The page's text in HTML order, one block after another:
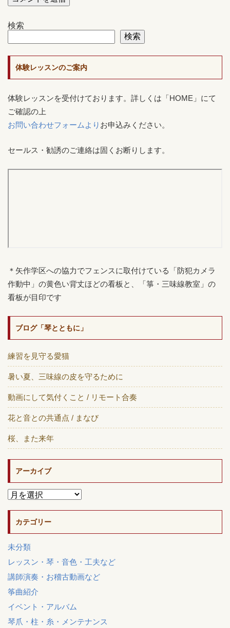
検索
検索
体験レッスンのご案内
体験レッスンを受付けております。詳しくは「HOME」にて
ご確認の上
お問い合わせフォームより お申込みください。
セールス・勧誘のご連絡は固くお断りします。
＊矢作学区への協力でフェンスに取付けている「防犯カメラ
作動中」の黄色い背丈ほどの看板と、「箏・三味線教室」の
看板が目印です
ブログ「琴とともに」
練習を見守る愛猫
暑い夏、三味線の皮を守るために
動画にして気付くこと / リモート合奏
花と音との共通点 / まなび
桜、また来年
アーカイブ
カテゴリー
未分類
レッスン・琴・音色・工夫など
講師演奏・お稽古動画など
筝曲紹介
イベント・アルバム
琴爪・柱・糸・メンテナンス